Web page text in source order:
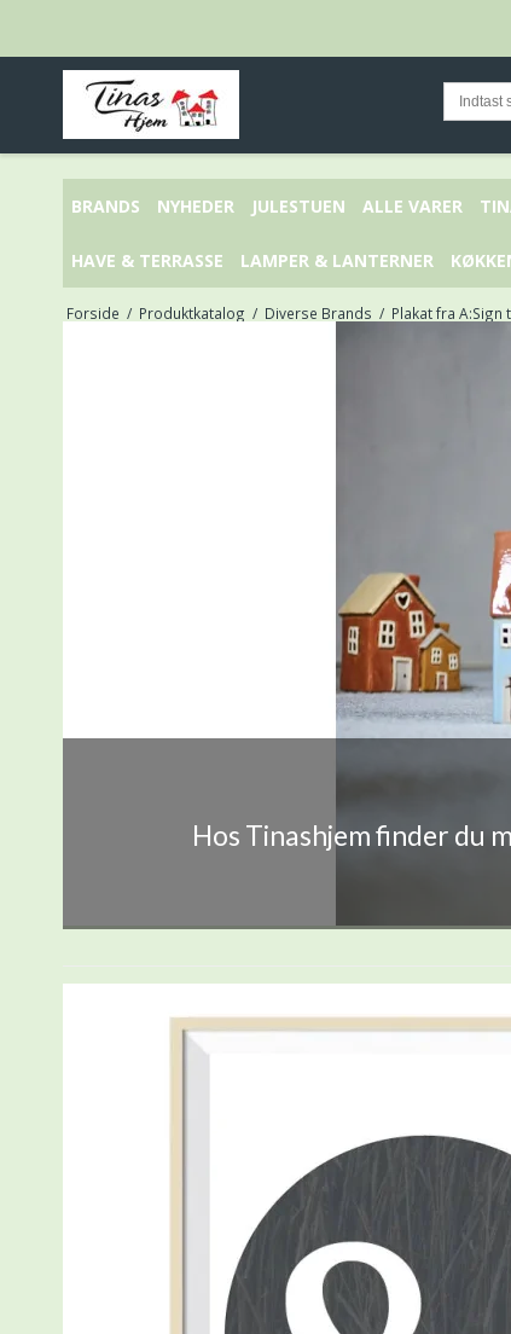
BRANDS NYHEDER JULESTUEN ALLE VARER
HAVE & TERRASSE LAMPER & LANTERNER
Forside / Produktkatalog / Diverse Brands / Plakat fra A:Sign
Hos Tinashjem finder du